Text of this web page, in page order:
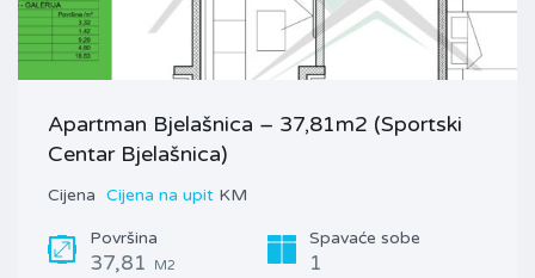
Apartman Bjelašnica – 37,81m2 (Sportski
Centar Bjelašnica)
Cijena Cijena na upit KM
Površina
37,81 M2
Spavaće sobe
1